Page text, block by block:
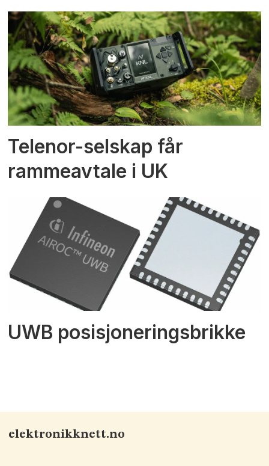
Telenor-selskap får
rammeavtale i UK
UWB posisjoneringsbrikke
elektronikknett.no